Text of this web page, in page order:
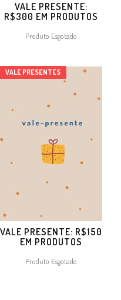
VALE PRESENTE:
R$300 EM PRODUTOS
Produto Esgotado
VALE PRESENTE: R$150
EM PRODUTOS
Produto Esgotado
VALE PRESENTES